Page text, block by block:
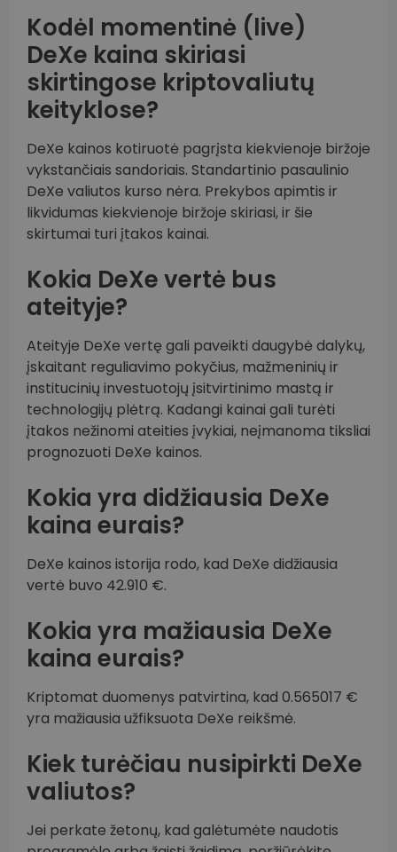
Kodėl momentinė (live)
DeXe kaina skiriasi
skirtingose kriptovaliutų
keityklose?
DeXe kainos kotiruotė pagrįsta kiekvienoje biržoje
vykstančiais sandoriais. Standartinio pasaulinio
DeXe valiutos kurso nėra. Prekybos apimtis ir
likvidumas kiekvienoje biržoje skiriasi, ir šie
skirtumai turi įtakos kainai.
Kokia DeXe vertė bus
ateityje?
Ateityje DeXe vertę gali paveikti daugybė dalykų,
įskaitant reguliavimo pokyčius, mažmeninių ir
institucinių investuotojų įsitvirtinimo mastą ir
technologijų plėtrą. Kadangi kainai gali turėti
įtakos nežinomi ateities įvykiai, neįmanoma tiksliai
prognozuoti DeXe kainos.
Kokia yra didžiausia DeXe
kaina eurais?
DeXe kainos istorija rodo, kad DeXe didžiausia
vertė buvo 42.910 €.
Kokia yra mažiausia DeXe
kaina eurais?
Kriptomat duomenys patvirtina, kad 0.565017 €
yra mažiausia užfiksuota DeXe reikšmė.
Kiek turėčiau nusipirkti DeXe
valiutos?
Jei perkate žetonų, kad galėtumėte naudotis